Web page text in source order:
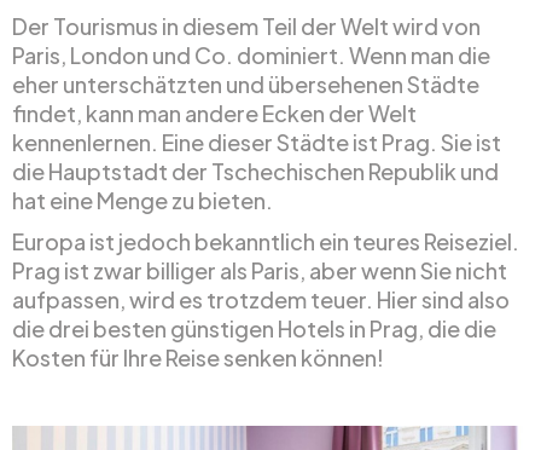
Der Tourismus in diesem Teil der Welt wird von
Paris, London und Co. dominiert. Wenn man die
eher unterschätzten und übersehenen Städte
findet, kann man andere Ecken der Welt
kennenlernen. Eine dieser Städte ist Prag. Sie ist
die Hauptstadt der Tschechischen Republik und
hat eine Menge zu bieten.
Europa ist jedoch bekanntlich ein teures Reiseziel.
Prag ist zwar billiger als Paris, aber wenn Sie nicht
aufpassen, wird es trotzdem teuer. Hier sind also
die drei besten günstigen Hotels in Prag, die die
Kosten für Ihre Reise senken können!